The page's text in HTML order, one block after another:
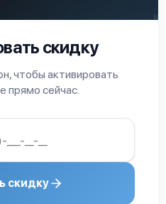
скидку
чтобы активировать
прямо сейчас.
скидку